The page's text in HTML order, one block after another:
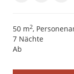
50 m2,
7 Nächte
Ab